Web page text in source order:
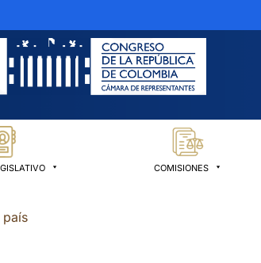
COMISIONES
país